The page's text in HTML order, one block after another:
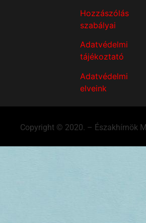
Hozzászólás
szabályai
Adatvédelmi
tájékoztató
Adatvédelmi
elveink
Copyright © 2020. – Északhírnök